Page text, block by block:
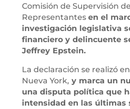
Comisión de Supervisión
Representantes en el
investigación legislativa
financiero y delincuente
Jeffrey Epstein.
La declaración se realizó
Nueva York, y marca un
una disputa política que
intensidad en las últimas